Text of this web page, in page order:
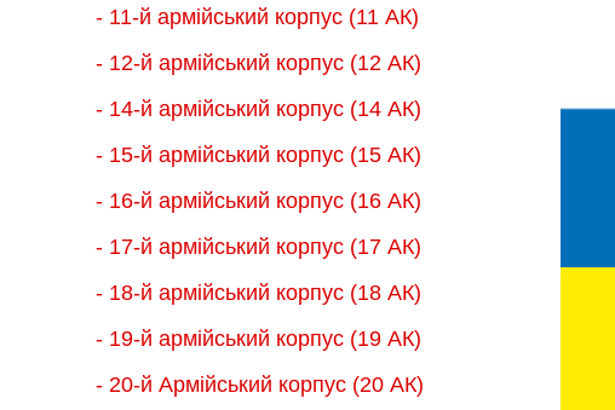
- 11-й армійський корпус (11 АК)
- 12-й армійський корпус (12 АК)
- 14-й армійський корпус (14 АК)
- 15-й армійський корпус (15 АК)
- 16-й армійський корпус (16 АК)
- 17-й армійський корпус (17 АК)
- 18-й армійський корпус (18 AК)
- 19-й армійський корпус (19 АК)
- 20-й Армійський корпус (20 АК)